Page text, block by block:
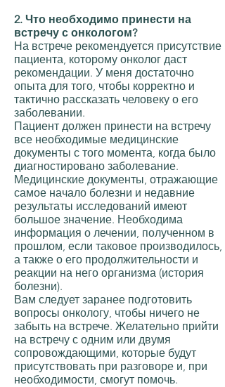
2. Что необходимо принести на
встречу с онкологом?
На встрече рекомендуется присутствие
пациента, которому онколог даст
рекомендации. У меня достаточно
опыта для того, чтобы корректно и
тактично рассказать человеку о его
заболевании.
Пациент должен принести на встречу
все необходимые медицинские
документы с того момента, когда было
диагностировано заболевание.
Медицинские документы, отражающие
самое начало болезни и недавние
результаты исследований имеют
большое значение. Необходима
информация о лечении, полученном в
прошлом, если таковое производилось,
а также о его продолжительности и
реакции на него организма (история
болезни).
Вам следует заранее подготовить
вопросы онкологу, чтобы ничего не
забыть на встрече. Желательно прийти
на встречу с одним или двумя
сопровождающими, которые будут
присутствовать при разговоре и, при
необходимости, смогут помочь.